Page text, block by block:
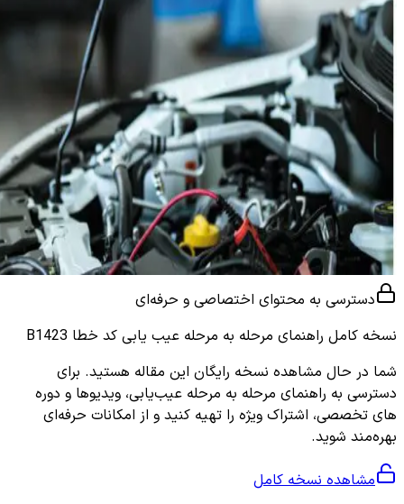
دسترسی به محتوای اختصاصی و حرفه‌ای
نسخه کامل راهنمای مرحله به مرحله عیب یابی کد خطا B1423
شما در حال مشاهده نسخه رایگان این مقاله هستید. برای
دسترسی به راهنمای مرحله به مرحله عیب‌یابی، ویدیوها و دوره
های تخصصی، اشتراک ویژه را تهیه کنید و از امکانات حرفه‌ای
بهره‌مند شوید.
مشاهده نسخه کامل